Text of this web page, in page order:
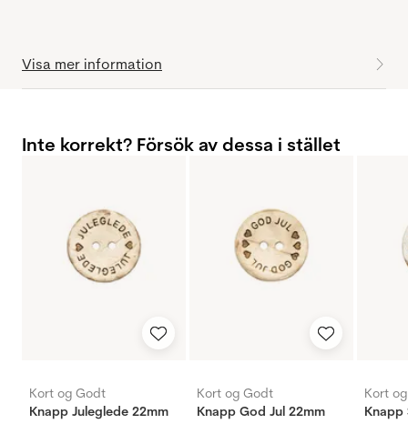
Visa mer information
Inte korrekt? Försök av dessa i stället
Kort og Godt
Knapp Juleglede 22mm
Kort og Godt
Knapp God Jul 22mm
Kort
Knapp